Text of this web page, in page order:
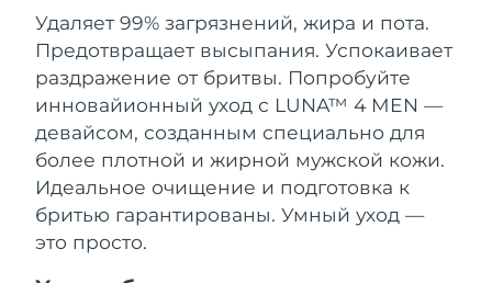
Удаляет 99% загрязнений, жира и пота.
Предотвращает высыпания. Успокаивает
раздражение от бритвы. Попробуйте
инновайионный уход с LUNA™ 4 MEN —
девайсом, созданным специально для
более плотной и жирной мужской кожи.
Идеальное очищение и подготовка к
бритью гарантированы. Умный уход —
это просто.
FOREO APP
ПОДРОБНЕЕ
Венгрия
8/10/26
Исландия
Ожидаемая дата доставки
8/11/26
Индонезия
Ожидаемая дата доставки
8/8/26
Ирландия
Ожидаемая дата доставки
8/10/26
о-в Мэн